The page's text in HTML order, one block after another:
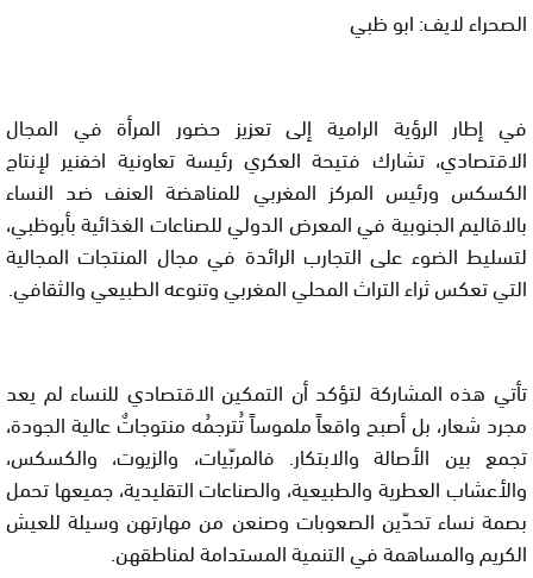
الصحراء لايف: ابو ظبي
في إطار الرؤية الرامية إلى تعزيز حضور المرأة في المجال
الاقتصادي، تشارك فتيحة العكري رئيسة تعاونية اخفنير لإنتاج
الكسكس ورئيس المركز المغربي للمناهضة العنف ضد النساء
بالاقاليم الجنوبية في المعرض الدولي للصناعات الغذائية بأبوظبي،
لتسليط الضوء على التجارب الرائدة في مجال المنتجات المجالية
التي تعكس ثراء التراث المحلي المغربي وتنوعه الطبيعي والثقافي.
تأتي هذه المشاركة لتؤكد أن التمكين الاقتصادي للنساء لم يعد
مجرد شعار، بل أصبح واقعاً ملموساً تُترجمُه منتوجاتٌ عالية الجودة،
تجمع بين الأصالة والابتكار. فالمربّيات، والزيوت، والكسكس،
والأعشاب العطرية والطبيعية، والصناعات التقليدية، جميعها تحمل
بصمة نساء تحدّين الصعوبات وصنعن من مهارتهن وسيلة للعيش
الكريم والمساهمة في التنمية المستدامة لمناطقهن.